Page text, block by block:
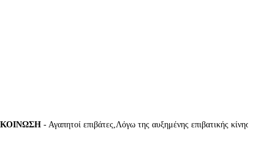
- Αγαπητοί επιβάτες,Λόγω της αυξημένης επιβατικής κίνησης